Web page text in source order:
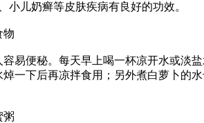
小儿奶癣等皮肤疾病有良好的功效。
易便秘。每天早上喝一杯凉开水或淡
一下后再凉拌食用；另外煮白萝卜的
粥